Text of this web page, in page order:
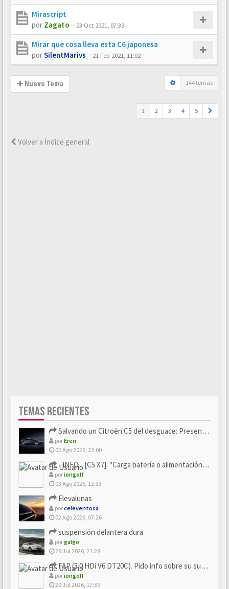
Mirascript
por Zagato - 23 Oct 2021, 07:39
Mirar que cosa lleva esta C6 japonesa
porSilentMarivs - 21 Feb 2021, 11:02
Nuevo Tema 144 temas
1 2 3 4 5
Volver a Índice general
TEMAS RECIENTES
Salvando un Citroën C5 del desguace: Presentación y seguimiento
porEren
06 Ago 2026, 23:00
- INFO - [C5 X7]: "Carga batería o alimentación eléctri...
poriongolf
03 Ago 2026, 12:33
Elevalunas
porceleventosa
02 Ago 2026, 07:26
suspensión delantera dura
porgalgo
29 Jul 2026, 21:28
FAP (3.0 HDi V6 DT20C). Pido info sobre su sustitución
poriongolf
29 Jul 2026, 17:36